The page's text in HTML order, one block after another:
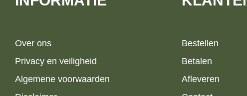
Over ons
Privacy en veiligheid
Algemene voorwaarden
Bestellen
Betalen
Afleveren